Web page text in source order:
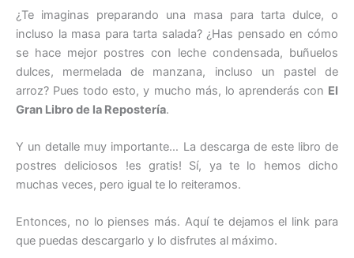
¿Te imaginas preparando una masa para tarta dulce, o
incluso la masa para tarta salada? ¿Has pensado en cómo
se hace mejor postres con leche condensada, buñuelos
dulces, mermelada de manzana, incluso un pastel de
arroz? Pues todo esto, y mucho más, lo aprenderás con El
Gran Libro de la Repostería.
Y un detalle muy importante… La descarga de este libro de
postres deliciosos !es gratis! Sí, ya te lo hemos dicho
muchas veces, pero igual te lo reiteramos.
Entonces, no lo pienses más. Aquí te dejamos el link para
que puedas descargarlo y lo disfrutes al máximo.